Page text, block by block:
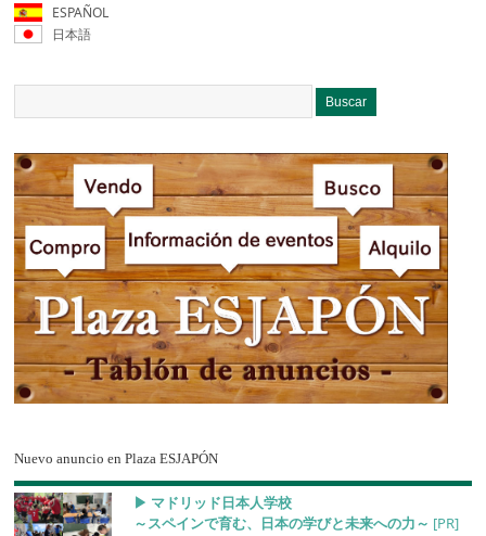
ESPAÑOL
日本語
Nuevo anuncio en Plaza ESJAPÓN
▶︎ マドリッド日本人学校
～スペインで育む、日本の学びと未来への力～ [PR]